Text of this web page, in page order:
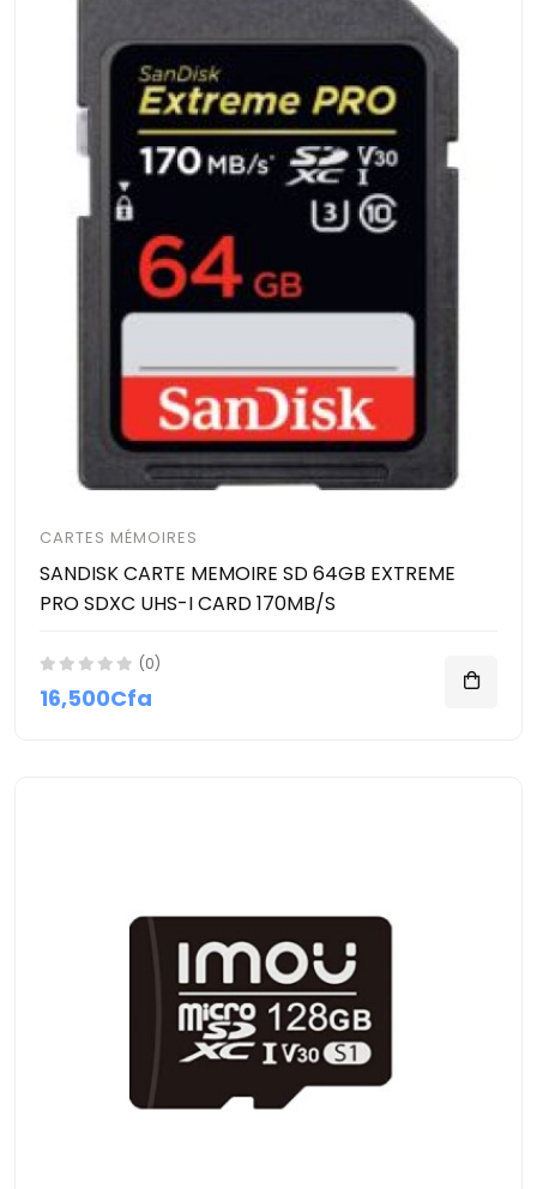
CARTES MÉMOIRES
SANDISK CARTE MEMOIRE SD 64GB EXTREME
PRO SDXC UHS-I CARD 170MB/S
(0)
16,500Cfa